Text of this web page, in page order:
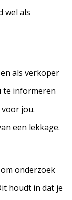
wel als
als verkoper
te informeren
jou.
een lekkage.
onderzoek
houdt in dat je